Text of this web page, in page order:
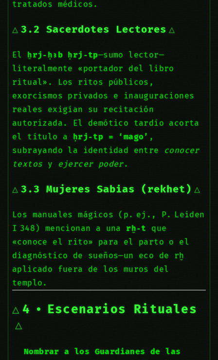
tratados médicos.
3.2 Sacerdotes Lectores
El ẖrj‑ḥꜣb ḥrj‑tp—sumo lector—
literalmente «portador del libro
ritual». Los ritos públicos,
exorcismos privados e inauguraciones
reales exigían su recitación
autorizada. El demótico tardío acorta
el título a ḥrj‑tp = ‘mago’ ,
subrayando la identidad entre conocer
textos y ejercer poder.
3.3 Mujeres Sabias (rekhet)
Los manuales mágicos (p. ej., P. Leiden
I 348) mencionan a una rḫ‑t que
«conoce el rito» para el parto o el
diagnóstico de sueños—un eco de rḫ
aplicado fuera de los muros del
templo.
4 • Escenarios Rituales
Nombrar a los Guardianes de las